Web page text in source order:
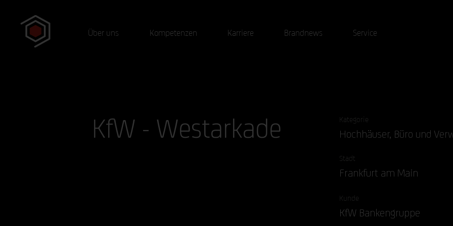
Über uns Kompetenzen Karriere Brandnews Service
KfW - Westarkade Kategorie
Hochhäuser, Büro und
Stadt
Frankfurt am Main
Kunde
KfW Bankengruppe